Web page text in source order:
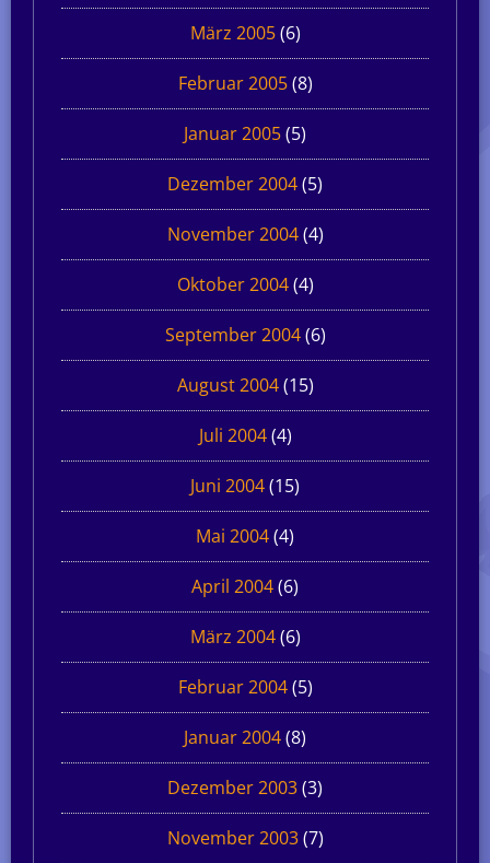
März 2005(6)
Februar 2005(8)
Januar 2005(5)
Dezember 2004(5)
November 2004(4)
Oktober 2004(4)
September 2004(6)
August 2004(15)
Juli 2004(4)
Juni 2004(15)
Mai 2004(4)
April 2004(6)
März 2004(6)
Februar 2004(5)
Januar 2004(8)
Dezember 2003(3)
November 2003(7)